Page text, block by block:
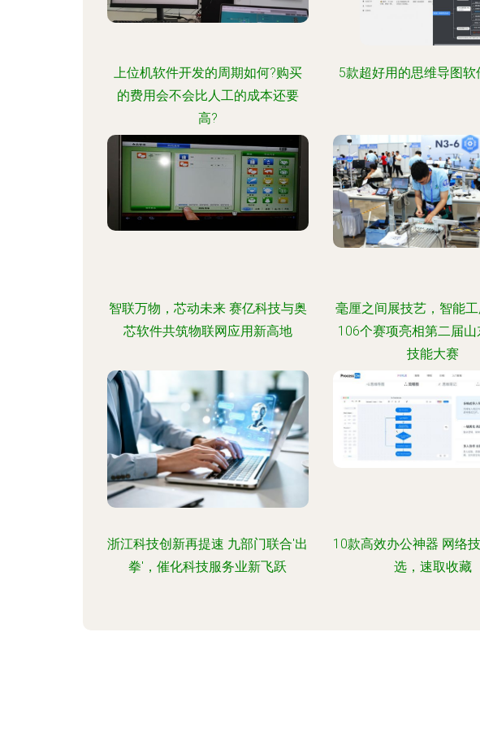
上位机软件开发的周期如何?购买
的费用会不会比人工的成本还要
高?
5款超好用的思维导图软
智联万物，芯动未来 赛亿科技与奥
芯软件共筑物联网应用新高地
毫厘之间展技艺，智能
106个赛项亮相第二届山
技能大赛
浙江科技创新再提速 九部门联合'出
拳'，催化科技服务业新飞跃
10款高效办公神器 网络
选，速取收藏